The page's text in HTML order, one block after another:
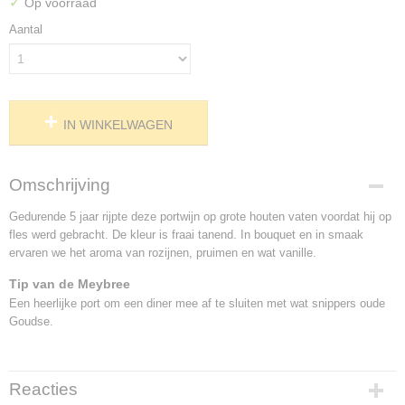
Aantal
IN WINKELWAGEN
Omschrijving
Gedurende 5 jaar rijpte deze portwijn op grote houten vaten voordat hij op
fles werd gebracht. De kleur is fraai tanend. In bouquet en in smaak
ervaren we het aroma van rozijnen, pruimen en wat vanille.
Tip van de Meybree
Een heerlijke port om een diner mee af te sluiten met wat snippers oude
Goudse.
Reacties